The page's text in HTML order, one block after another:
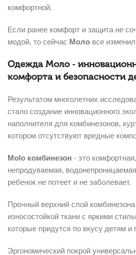
комфортной.
Если ранее комфорт и защита не
модой, то сейчас Моло все
Одежда Моло -
комфорта и безопасности
Результатом многолетних
стало создание инновационного
наполнителя для комбинезонов,
котором отсутствуют вредные
Molo комбинезон - это
непродуваемая,
ребенок не потеет и не заболевает.
Прочный верхний слой комбинезона
износостойкой ткани с яркими
которые придутся по вкусу детям и
Эргономический покрой